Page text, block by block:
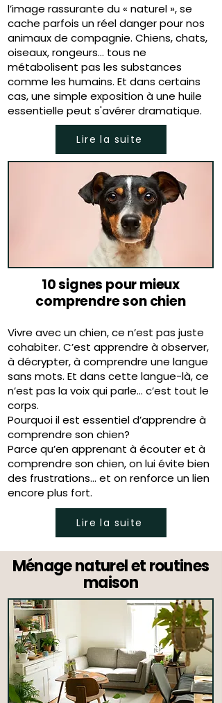
l’image rassurante du « naturel », se
cache parfois un réel danger pour nos
animaux de compagnie. Chiens, chats,
oiseaux, rongeurs… tous ne
métabolisent pas les substances
comme les humains. Et dans certains
cas, une simple exposition à une huile
essentielle peut s'avérer dramatique.
Lire la suite
10 signes pour mieux
comprendre son chien
Vivre avec un chien, ce n’est pas juste
cohabiter. C’est apprendre à observer,
à décrypter, à comprendre une langue
sans mots. Et dans cette langue-là, ce
n’est pas la voix qui parle… c’est tout le
corps.
Pourquoi il est essentiel d’apprendre à
comprendre son chien?
Parce qu’en apprenant à écouter et à
comprendre son chien, on lui évite bien
des frustrations… et on renforce un lien
encore plus fort.
Lire la suite
Ménage naturel et routines
maison